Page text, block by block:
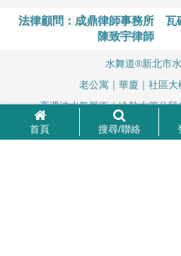
首頁 搜尋/聯絡
法律顧問：成鼎律師事務所
陳致宇律師
瓦
水舞道®新北市
老公寓｜華廈｜社區
高週波水氣脈衝｜冷熱水管分